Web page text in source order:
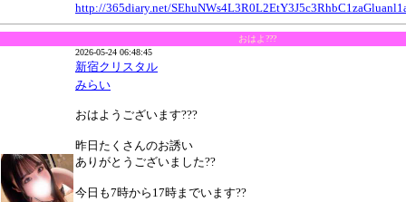
http://365diary.net/
おはよ???
2026-05-24 06:48:45
新宿クリスタル
みらい
おはようございます???
昨日たくさんのお誘い
ありがとうございました??
今日も7時から17時までいます??